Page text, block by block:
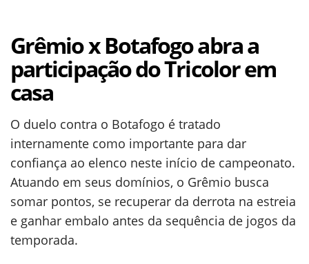
Grêmio x Botafogo abra a
participação do Tricolor em
casa
O duelo contra o Botafogo é tratado
internamente como importante para dar
confiança ao elenco neste início de campeonato.
Atuando em seus domínios, o Grêmio busca
somar pontos, se recuperar da derrota na estreia
e ganhar embalo antes da sequência de jogos da
temporada.